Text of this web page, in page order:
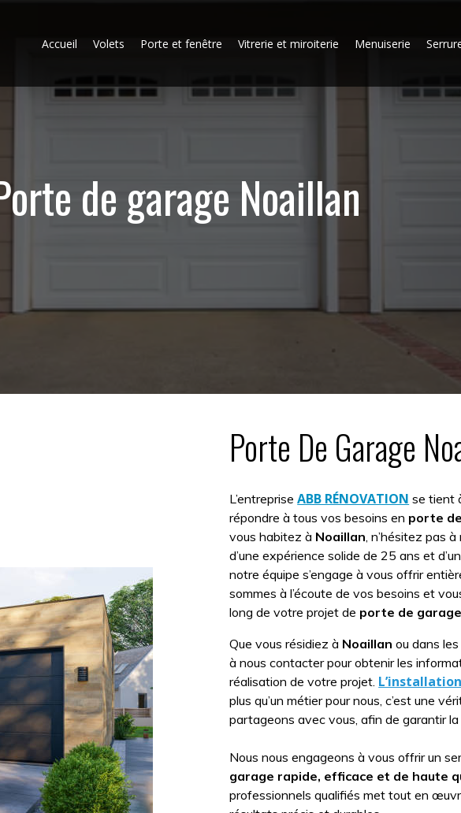
Accueil Volets Porte et fenêtre Vitrerie et miroiterie Menuiserie
de garage Noaillan
Porte De Garage
L’entrepriseABB RÉNOVATION se tient
répondre à tous vos besoins en porte
vous habitez à Noaillan , n’hésitez pas
d’une expérience solide de 25 ans et
notre équipe s’engage à vous offrir
sommes à l’écoute de vos besoins et
long de votre projet de porte de garage
Que vous résidiez à Noaillan ou dans
à nous contacter pour obtenir les
réalisation de votre projet.
plus qu’un métier pour nous, c’est une
partageons avec vous, afin de garantir
Nous nous engageons à vous offrir un
garage rapide, efficace et de haute
professionnels qualifiés met tout en